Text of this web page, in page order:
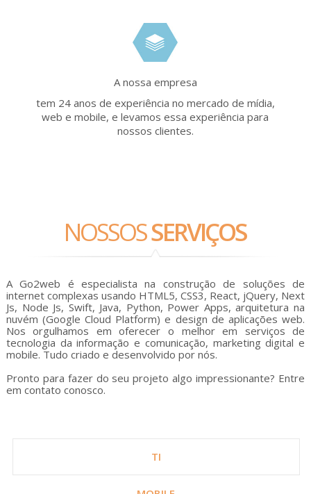
A nossa empresa
tem 24 anos de experiência no mercado de mídia,
web e mobile, e levamos essa experiência para
nossos clientes.
NOSSOSSERVIÇOS
A Go2web é especialista na construção de soluções de
internet complexas usando HTML5, CSS3, React, jQuery, Next
Js, Node Js, Swift, Java, Python, Power Apps, arquitetura na
nuvém (Google Cloud Platform) e design de aplicações web.
Nos orgulhamos em oferecer o melhor em serviços de
tecnologia da informação e comunicação, marketing digital e
mobile. Tudo criado e desenvolvido por nós.
Pronto para fazer do seu projeto algo impressionante? Entre
em contato conosco.
TI